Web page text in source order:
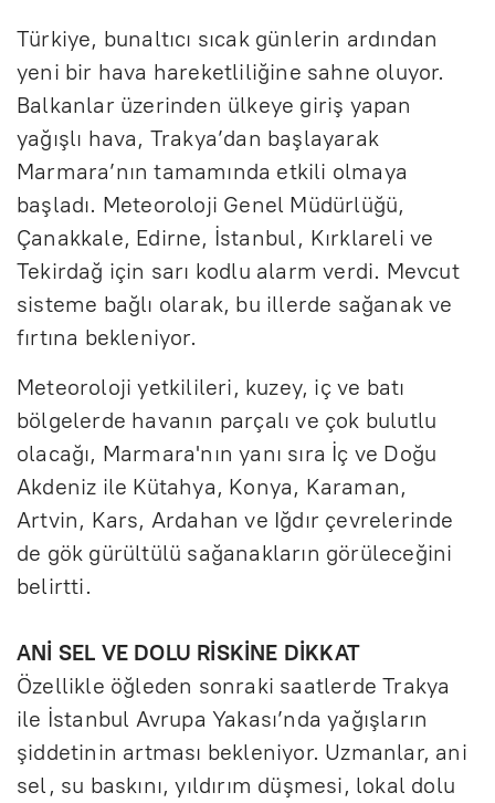
Türkiye, bunaltıcı sıcak günlerin ardından
yeni bir hava hareketliliğine sahne oluyor.
Balkanlar üzerinden ülkeye giriş yapan
yağışlı hava, Trakya’dan başlayarak
Marmara’nın tamamında etkili olmaya
başladı. Meteoroloji Genel Müdürlüğü,
Çanakkale, Edirne, İstanbul, Kırklareli ve
Tekirdağ için sarı kodlu alarm verdi. Mevcut
sisteme bağlı olarak, bu illerde sağanak ve
fırtına bekleniyor.
Meteoroloji yetkilileri, kuzey, iç ve batı
bölgelerde havanın parçalı ve çok bulutlu
olacağı, Marmara'nın yanı sıra İç ve Doğu
Akdeniz ile Kütahya, Konya, Karaman,
Artvin, Kars, Ardahan ve Iğdır çevrelerinde
de gök gürültülü sağanakların görüleceğini
belirtti.
ANİ SEL VE DOLU RİSKİNE DİKKAT
Özellikle öğleden sonraki saatlerde Trakya
ile İstanbul Avrupa Yakası’nda yağışların
şiddetinin artması bekleniyor. Uzmanlar, ani
sel, su baskını, yıldırım düşmesi, lokal dolu